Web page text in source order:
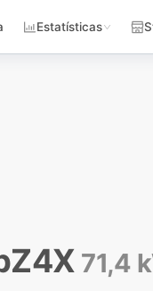
Estatísticas
71,4